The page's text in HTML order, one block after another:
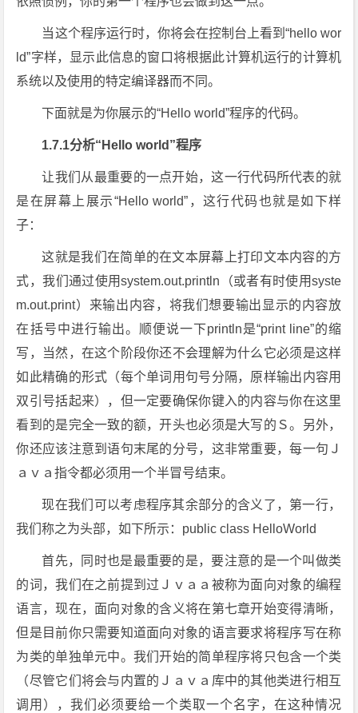
当这个程序运行时，你将会在控制台上看到“hello wor
ld”字样，显示此信息的窗口将根据此计算机运行的计算机
系统以及使用的特定编译器而不同。
下面就是为你展示的“Hello world”程序的代码。
1.7.1分析“Hello world”程序
让我们从最重要的一点开始，这一行代码所代表的就
是在屏幕上展示“Hello world”，这行代码也就是如下样
子：
这就是我们在简单的在文本屏幕上打印文本内容的方
式，我们通过使用system.out.println（或者有时使用syste
m.out.print）来输出内容，将我们想要输出显示的内容放
在括号中进行输出。顺便说一下println是“print line”的缩
写，当然，在这个阶段你还不会理解为什么它必须是这样
如此精确的形式（每个单词用句号分隔，原样输出内容用
双引号括起来），但一定要确保你键入的内容与你在这里
看到的是完全一致的额，开头也必须是大写的Ｓ。另外，
你还应该注意到语句末尾的分号，这非常重要，每一句Ｊ
ａｖａ指令都必须用一个半冒号结束。
现在我们可以考虑程序其余部分的含义了，第一行，
我们称之为头部，如下所示：public class HelloWorld
首先，同时也是最重要的是，要注意的是一个叫做类
的词，我们在之前提到过Ｊｖａａ被称为面向对象的编程
语言，现在，面向对象的含义将在第七章开始变得清晰，
但是目前你只需要知道面向对象的语言要求将程序写在称
为类的单独单元中。我们开始的简单程序将只包含一个类
（尽管它们将会与内置的Ｊａｖａ库中的其他类进行相互
调用），我们必须要给一个类取一个名字，在这种情况